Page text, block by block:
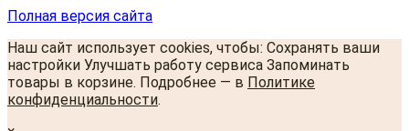
Полная версия сайта
Наш сайт использует cookies, чтобы: Сохранять ваши
настройки Улучшать работу сервиса Запоминать
товары в корзине. Подробнее — в Политике
конфиденциальности.